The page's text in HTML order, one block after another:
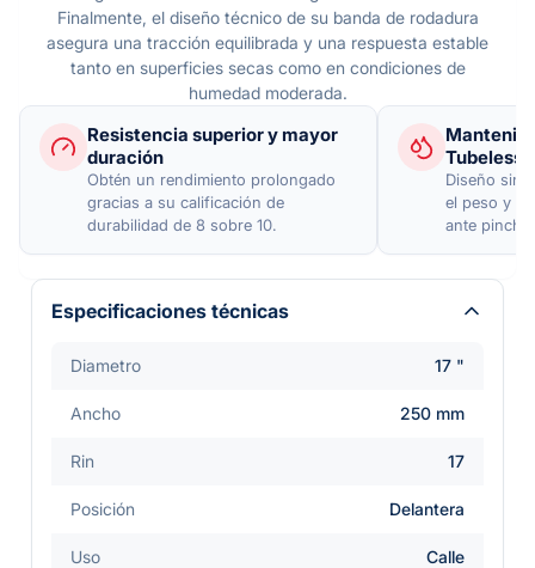
Finalmente, el diseño técnico de su banda de rodadura
asegura una tracción equilibrada y una respuesta estable
tanto en superficies secas como en condiciones de
humedad moderada.
Resistencia superior y mayor
duración
Obtén un rendimiento prolongado
gracias a su calificación de
durabilidad de 8 sobre 10.
Tubeless
Diseño sin
el peso y
ante
Especificaciones técnicas
Diametro 17 "
Ancho 250 mm
Rin 17
Posición Delantera
Uso Calle